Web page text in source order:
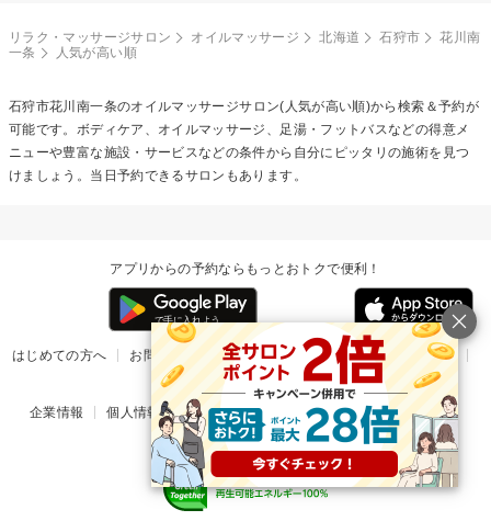
リラク・マッサージサロン オイルマッサージ 北海道 石狩市
花川南
一条
人気が高い順
石狩市花川南一条のオイルマッサージサロン(人気が高い順)から検索＆予約が
可能です。ボディケア、オイルマッサージ、足湯・フットバスなどの得意メ
ニューや豊富な施設・サービスなどの条件から自分にピッタリの施術を見つ
けましょう。当日予約できるサロンもあります。
アプリからの予約ならもっとおトクで便利！
はじめての方へ お問い合わせ ヘルプ リリース情報
利用規約
掲載ご希望のサロン様
企業情報 個人情報保護方針 楽天のサービス一覧 アプリ一覧
© Rakuten Group, Inc.